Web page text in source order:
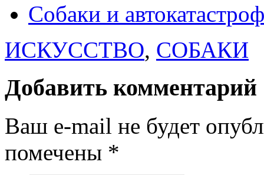
Собаки и
ИСКУССТВО, СОБАКИ
Добавить комментарий
Ваш e-mail не будет
помечены *